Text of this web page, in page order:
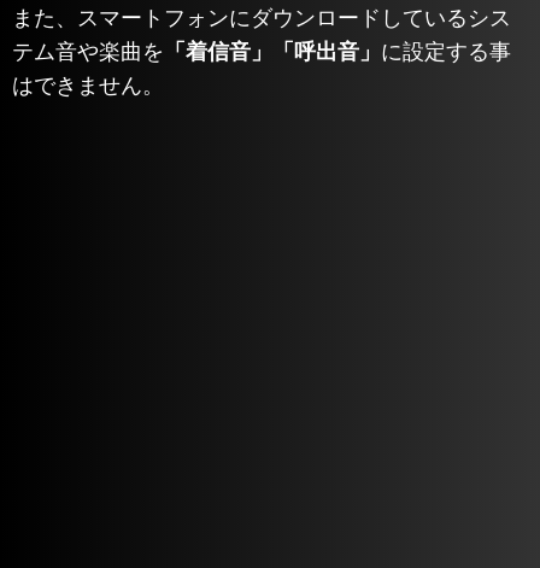
また、スマートフォンにダウンロードしているシス
テム音や楽曲を 「着信音」「呼出音」 に設定する事
はできません。